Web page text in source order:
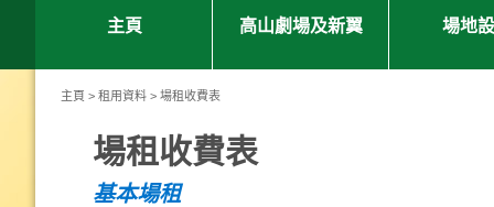
主頁 高山劇場及新翼 場地
主頁 > 租用資料 > 場租收費表
場租收費表
基本場租